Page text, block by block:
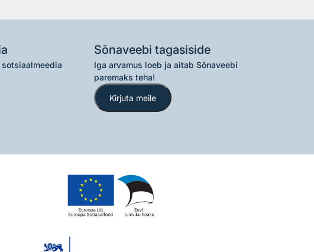
Sõnaveebi tagasiside
Iga arvamus loeb ja aitab Sõnaveebi
paremaks teha!
Kirjuta meile